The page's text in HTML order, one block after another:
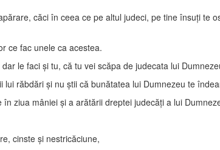
căci în ceea ce pe altul judeci, pe tine însuţi te
ce fac unele ca acestea.
le faci şi tu, că tu vei scăpa de judecata lui
răbdări şi nu ştii că bunătatea lui Dumnezeu te
ziua mâniei şi a arătării dreptei judecăţi a lui
cinste şi nestricăciune,